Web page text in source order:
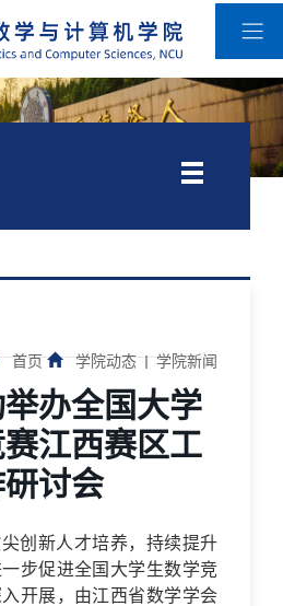
首页 学院动态 学院新闻
办全国大学
江西赛区工
讨会
创新人才培养，持续提升
步促进全国大学生数学竞
开展，由江西省数学学会